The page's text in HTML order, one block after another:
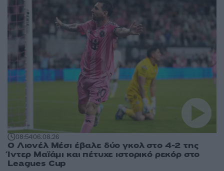
08:5406.08.26
Ο Λιονέλ Μέσι έβαλε δύο γκολ στο 4-2 της
Ίντερ Μαϊάμι και πέτυχε ιστορικό ρεκόρ στο
Leagues Cup